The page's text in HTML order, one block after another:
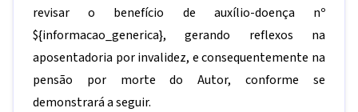
revisar o benefício de auxílio-doença nº
${informacao_generica}, gerando reflexos na
aposentadoria por invalidez, e consequentemente na
pensão por morte do Autor, conforme se
demonstrará a seguir.